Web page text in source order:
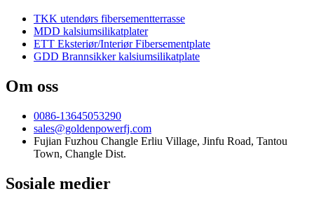
TKK utendørs fibersementterrasse
MDD kalsiumsilikatplater
ETT Eksteriør/Interiør Fibersementplate
GDD Brannsikker kalsiumsilikatplate
Om oss
0086-13645053290
sales@goldenpowerfj.com
Fujian Fuzhou Changle Erliu Village, Jinfu Road, Tantou
Town, Changle Dist.
Sosiale medier